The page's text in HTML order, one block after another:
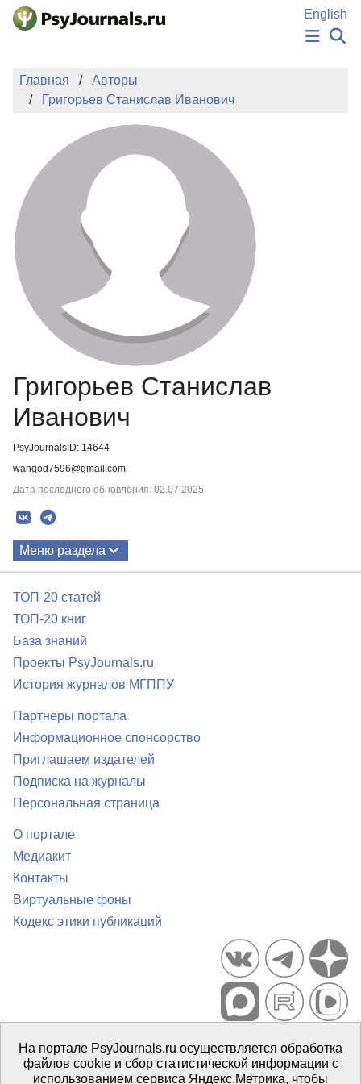
Перейти к основному содержанию
English
ИЗДАНИЯ
ПОДАТЬ РУКОПИСЬ
БАЗА ЗНАНИЙ
КЛЮЧЕВЫЕ СЛОВА
Регистрация
Главная
Авторы
Григорьев Станислав Иванович
Григорьев Станислав
Иванович
PsyJournalsID: 14644
wangod7596@gmail.com
Дата последнего обновления: 02.07.2025
Меню раздела
ТОП-20 статей
ТОП-20 книг
База знаний
Проекты PsyJournals.ru
История журналов МГППУ
Партнеры портала
Информационное спонсорство
Приглашаем издателей
Подписка на журналы
Персональная страница
О портале
Медиакит
Контакты
Виртуальные фоны
Кодекс этики публикаций
Портал психологических изданий PsyJournals.ru, 2007–2026
Правила использования материалов
Свидетельство регистрации СМИЭл № ФС77-66447 от 14 июля
На портале PsyJournals.ru осуществляется обработка
файлов cookie и сбор статистической информации с
использованием сервиса Яндекс.Метрика, чтобы